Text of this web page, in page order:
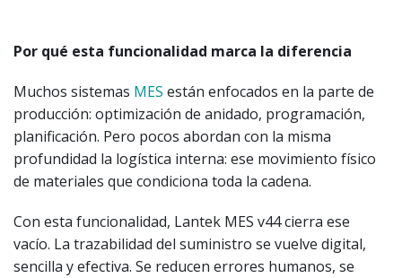
Por qué esta funcionalidad marca la diferencia
Muchos sistemas MES están enfocados en la parte de
producción: optimización de anidado, programación,
planificación. Pero pocos abordan con la misma
profundidad la logística interna: ese movimiento físico
de materiales que condiciona toda la cadena.
Con esta funcionalidad, Lantek MES v44 cierra ese
vacío. La trazabilidad del suministro se vuelve digital,
sencilla y efectiva. Se reducen errores humanos, se